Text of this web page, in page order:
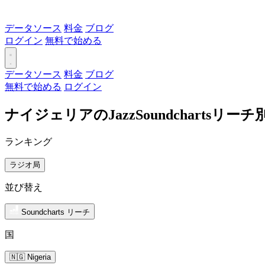
データソース 料金 ブログ
ログイン 無料で始める
データソース 料金 ブログ
無料で始める ログイン
ナイジェリアのJazzSoundchartsリーチ
ランキング
ラジオ局
並び替え
Soundcharts リーチ
国
🇳🇬 Nigeria